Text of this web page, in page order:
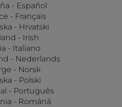
- Español
- Français
- Hrvatski
- Irish
- Italiano
- Nederlands
- Norsk
- Polski
- Português
- Română